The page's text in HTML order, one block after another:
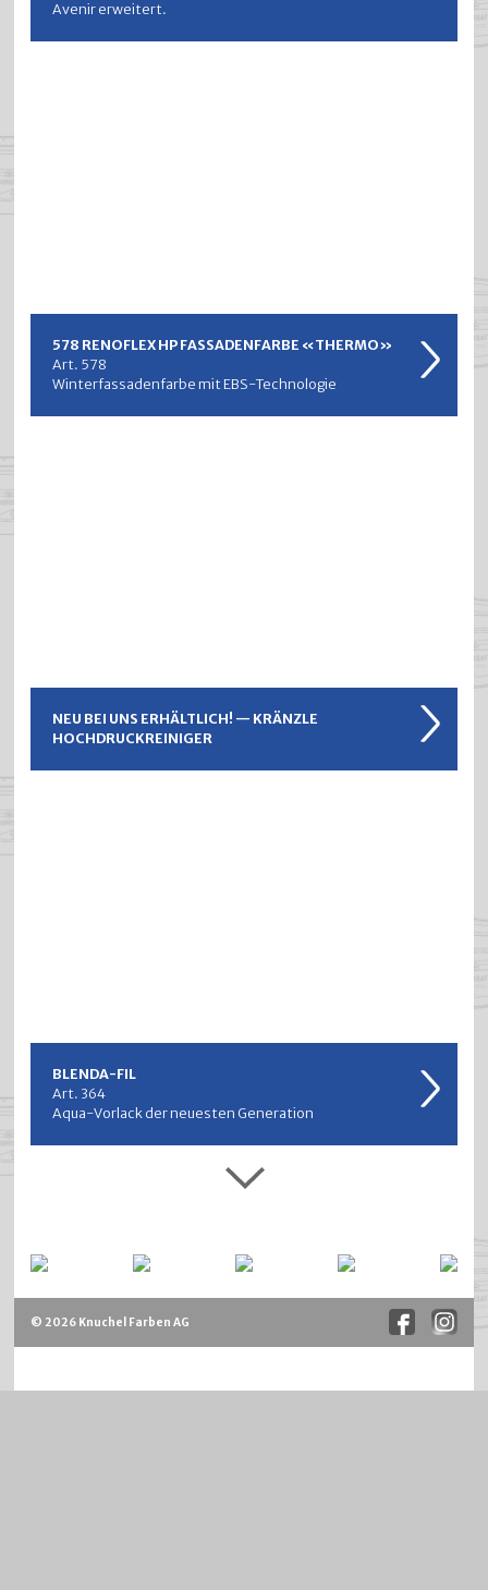
Avenir erweitert.
578 RENOFLEX HP FASSADENFARBE «THERMO»
Art. 578
Winterfassadenfarbe mit EBS-Technologie
NEU BEI UNS ERHÄLTLICH! — KRÄNZLE
HOCHDRUCKREINIGER
BLENDA-FIL
Art. 364
Aqua-Vorlack der neuesten Generation
© 2026 Knuchel Farben AG